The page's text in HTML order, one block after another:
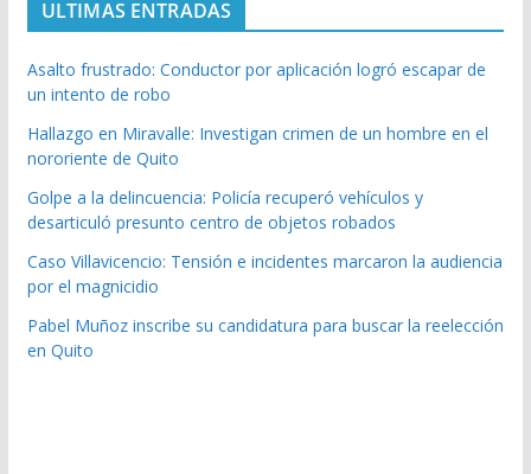
ULTIMAS ENTRADAS
Asalto frustrado: Conductor por aplicación logró escapar de
un intento de robo
Hallazgo en Miravalle: Investigan crimen de un hombre en el
nororiente de Quito
Golpe a la delincuencia: Policía recuperó vehículos y
desarticuló presunto centro de objetos robados
Caso Villavicencio: Tensión e incidentes marcaron la audiencia
por el magnicidio
Pabel Muñoz inscribe su candidatura para buscar la reelección
en Quito